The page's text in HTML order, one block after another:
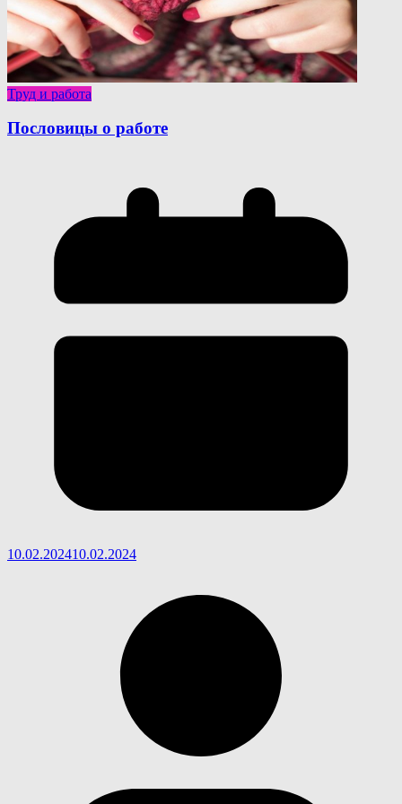
Труд и работа
Пословицы о работе
10.02.202410.02.2024